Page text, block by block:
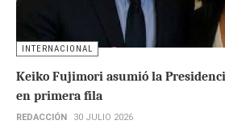
INTERNACIONAL
Keiko Fujimori asumió la
en primera fila
REDACCIÓN 30 JULIO 2026